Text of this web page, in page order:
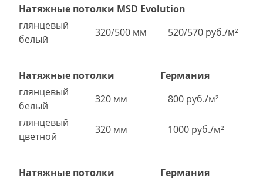
Натяжные потолки MSD Evolution
глянцевый
белый
320/500 мм 520/570 руб./м²
Натяжные потолки
Германия
глянцевый
белый
320 мм
800 руб./м²
глянцевый
цветной
320 мм 1000 руб./м²
Натяжные потолки
Германия